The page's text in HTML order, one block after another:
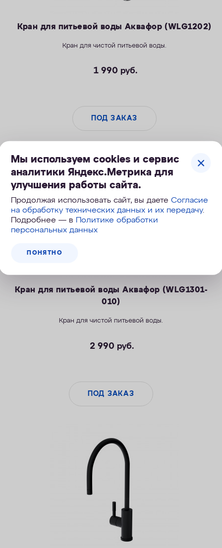
Кран для питьевой воды Аквафор (WLG1202)
Кран для чистой питьевой воды.
1 990 руб.
ПОД ЗАКАЗ
Кран для питьевой воды Аквафор (WLG1301-
010)
Кран для чистой питьевой воды.
2 990 руб.
ПОД ЗАКАЗ
Мы используем cookies и сервис
аналитики Яндекс.Метрика для
улучшения работы сайта.
Продолжая использовать сайт, вы даетеСогласие
на обработку технических данных и их передачу.
Подробнее — в
Политике обработки
персональных данных
ПОНЯТНО